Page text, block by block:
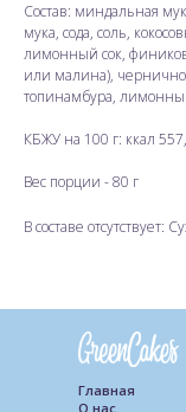
Состав: миндальная
мука, сода, соль,
лимонный сок,
или малина),
топинамбура,
КБЖУ на 100 г: ккал
Вес порции - 80 г
В составе отсутствует:
Главная
О нас